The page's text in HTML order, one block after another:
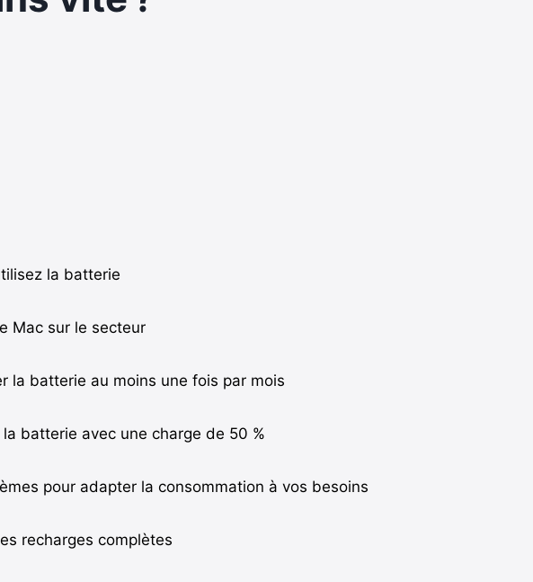
la batterie
Mac sur le secteur
la batterie au moins une fois par mois
batterie avec une charge de 50 %
pour adapter la consommation à vos besoins
recharges complètes